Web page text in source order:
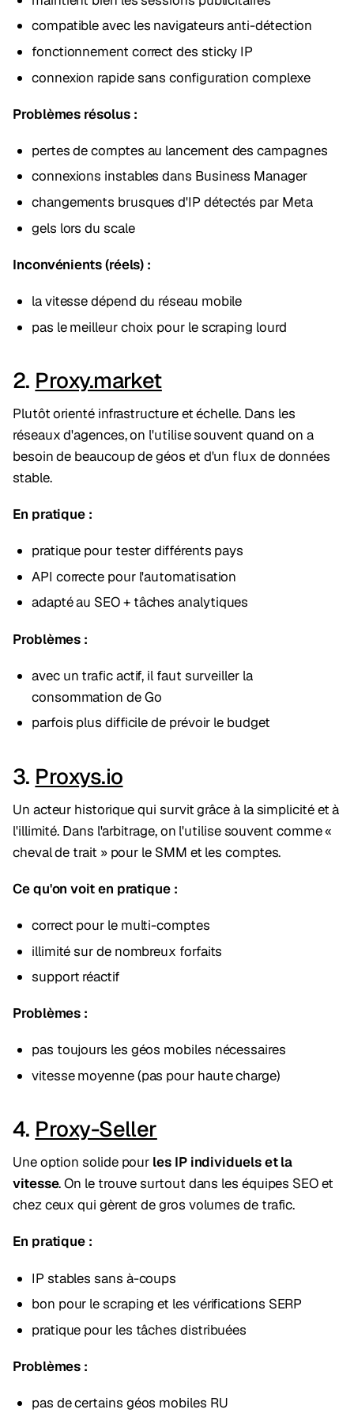
compatible avec les navigateurs anti-détection
fonctionnement correct des sticky IP
connexion rapide sans configuration complexe
Problèmes résolus :
pertes de comptes au lancement des campagnes
connexions instables dans Business Manager
changements brusques d'IP détectés par Meta
gels lors du scale
Inconvénients (réels) :
la vitesse dépend du réseau mobile
pas le meilleur choix pour le scraping lourd
2. Proxy.market
Plutôt orienté infrastructure et échelle. Dans les
réseaux d'agences, on l'utilise souvent quand on a
besoin de beaucoup de géos et d'un flux de données
stable.
En pratique :
pratique pour tester différents pays
API correcte pour l'automatisation
adapté au SEO + tâches analytiques
Problèmes :
avec un trafic actif, il faut surveiller la
consommation de Go
parfois plus difficile de prévoir le budget
3. Proxys.io
Un acteur historique qui survit grâce à la simplicité et à
l'illimité. Dans l'arbitrage, on l'utilise souvent comme «
cheval de trait » pour le SMM et les comptes.
Ce qu'on voit en pratique :
correct pour le multi-comptes
illimité sur de nombreux forfaits
support réactif
Problèmes :
pas toujours les géos mobiles nécessaires
vitesse moyenne (pas pour haute charge)
4. Proxy-Seller
Une option solide pour les IP individuels et la
vitesse. On le trouve surtout dans les équipes SEO et
chez ceux qui gèrent de gros volumes de trafic.
En pratique :
IP stables sans à-coups
bon pour le scraping et les vérifications SERP
pratique pour les tâches distribuées
Problèmes :
pas de certains géos mobiles RU